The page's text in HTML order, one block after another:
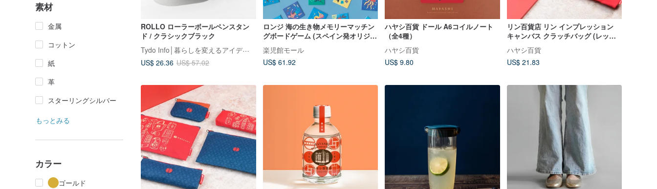
素材
金属
コットン
紙
革
スターリングシルバー
もっとみる
カラー
ゴールド
ROLLO ローラーボールペンスタン
ド / クラシックブラック
Tydo Info│暮らしを変えるアイデア雑貨
US$ 26.36 US$ 57.02
ロンジ 海の生き物メモリーマッチン
グボードゲーム (スペイン発オリジナ
ル商品)
楽児館モール
US$ 61.92
ハヤシ百貨 ドール A6コイルノート
（全4種）
ハヤシ百貨
US$ 9.80
リン百貨店 リン インプレッション
キャンバス クラッチバッグ (レッド/
ブルー)
ハヤシ百貨
US$ 21.83